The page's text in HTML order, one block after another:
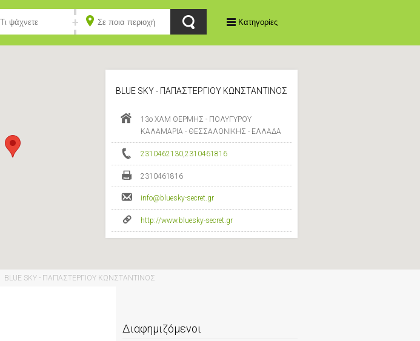
Κατηγορίες
BLUE SKY - ΠΑΠΑΣΤΕΡΓΙΟΥ ΚΩΝΣΤΑΝΤΙΝΟΣ
13ο ΧΛΜ ΘΕΡΜΗΣ - ΠΟΛΥΓΥΡΟΥ
ΚΑΛΑΜΑΡΙΑ - ΘΕΣΣΑΛΟΝΙΚΗΣ - ΕΛΛΑΔΑ
2310462130 ,2310461816
2310461816
info@bluesky-secret.gr
http://www.bluesky-secret.gr
BLUE SKY - ΠΑΠΑΣΤΕΡΓΙΟΥ ΚΩΝΣΤΑΝΤΙΝΟΣ
Διαφημιζόμενοι